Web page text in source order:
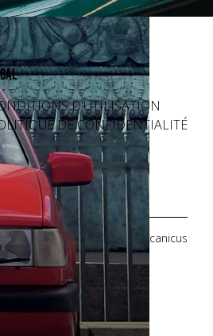
D'UTILISATION
DE CONFIDENTIALITÉ
Crédits photos: Mecanicus